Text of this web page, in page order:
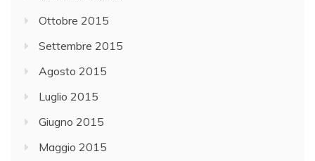
Ottobre 2015
Settembre 2015
Agosto 2015
Luglio 2015
Giugno 2015
Maggio 2015